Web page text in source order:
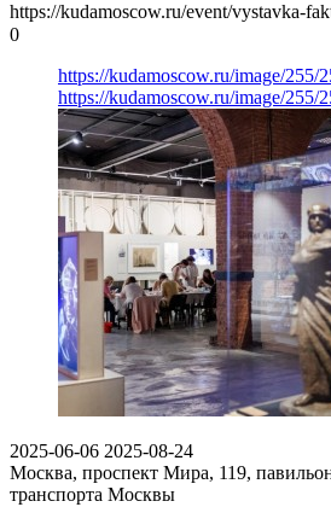
https://kudamoscow.ru/event/vystavka-
0
https://kudamoscow.ru/image/255/
https://kudamoscow.ru/image/255/
2025-06-06 2025-08-24
Москва, проспект Мира, 119,
транспорта Москвы